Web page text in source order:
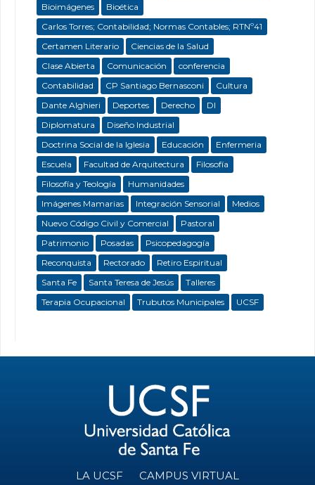
Bioimágenes
Bioética
Carlos Torres; Contabilidad; Normas Contables; RTNº41
Certamen Literario
Ciencias de la Salud
Clase Abierta
Comunicación
conferencia
Contabilidad
CP Santiago Bernasconi
Cultura
Dante Alghieri
Deportes Derecho
DI
Diplomatura
Diseño Industrial
Doctrina Social de la Iglesia
Educación
Enfermeria
Escuela
Facultad de Arquitectura
Filosofía
Filosofía y Teología
Humanidades
Imágenes Mamarias
Integración Sensorial
Medios
Nuevo Código Civil y Comercial
Pastoral
Patrimonio
Posadas
Psicopedagogía
Reconquista
Rectorado
Retiro Espiritual
Santa Fe
Santa Teresa de Jesús
Talleres
Terapia Ocupacional
Trubutos Municipales UCSF
LA UCSF CAMPUS VIRTUAL